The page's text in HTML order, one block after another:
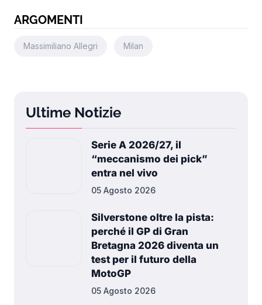
ARGOMENTI
Massimiliano Allegri Milan
Ultime Notizie
Serie A 2026/27, il
“meccanismo dei pick”
entra nel vivo
05 Agosto 2026
Silverstone oltre la pista:
perché il GP di Gran
Bretagna 2026 diventa un
test per il futuro della
MotoGP
05 Agosto 2026